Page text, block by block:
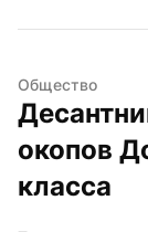
Общество
окопов
класса